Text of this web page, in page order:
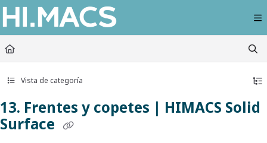
Documentation Index
Fetch the complete documentation index at:
https://himacs-
Use this file to discover all available pages before exploring further.
Vista de categoría
13. Frentes y copetes | HIMACS Solid
Surface